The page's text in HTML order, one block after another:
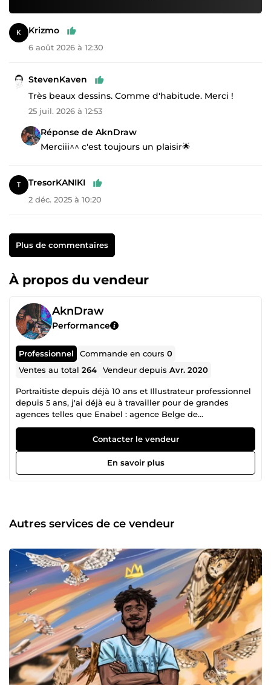
Krizmo
6 août 2026 à 12:30
StevenKaven
Très beaux dessins. Comme d'habitude. Merci !
25 juil. 2026 à 12:53
Réponse de AknDraw
Merciii^^ c'est toujours un plaisir🌟
TresorKANIKI
2 déc. 2025 à 10:20
Plus de commentaires
À propos du vendeur
AknDraw
Performance
Professionnel Commande en cours0
Ventes au total264 Vendeur depuisAvr. 2020
Portraitiste depuis déjà 10 ans et Illustrateur professionnel
depuis 5 ans, j'ai déjà eu à travailler pour de grandes
agences telles que Enabel : agence Belge de
développement et la GIZ au Bénin pour le compte du
ministère fédéral de la Coopération économique et du
développement. Je suis actuellement une formation
complète en animation 2D à Sème City en partenariat avec
Gobelins Paris, la plus grande école d’animation au
LOÏC) et Behance (AKANNI AXEL-LOÏC) attestent la valeur
et la qualité de mes travaux. Ayant déjà à mon actif plus
concepts art de qualité à des prix défiant toute
concurrence. Disponible 24/24h et pour des travaux à long
terme.
Contacter le vendeur
En savoir plus
Autres services de ce vendeur